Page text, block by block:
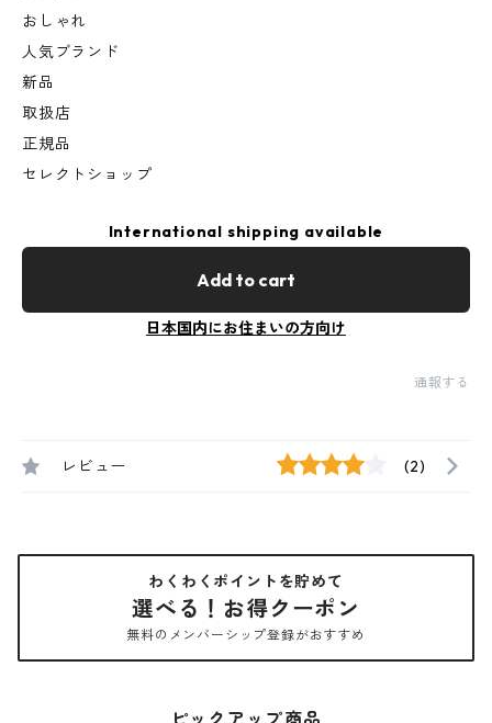
おしゃれ
人気ブランド
新品
取扱店
正規品
セレクトショップ
International shipping available
Add to cart
日本国内にお住まいの方向け
通報する
レビュー (2)
わくわくポイントを貯めて
選べる！お得クーポン
無料のメンバーシップ登録がおすすめ